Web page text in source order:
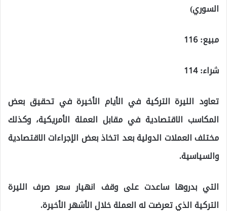
السوري)
مبيع: 116
شراء: 114
تعاود الليرة التركية في الأيام الأخيرة في تحقيق بعض
المكاسب الاقتصادية في مقابل العملة الأمريكية، وكذلك
مختلف العملات الدولية بعد اتخاذ بعض الإجراءات الاقتصادية
والسياسية.
التي بدروها ساعدت على وقف انهيار سعر صرف الليرة
التركية الذي تعرضت له العملة خلال الأشهر الأخيرة.